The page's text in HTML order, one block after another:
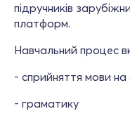
підручників
платформ.
Навчальний процес
- сприйняття мови на
- граматику